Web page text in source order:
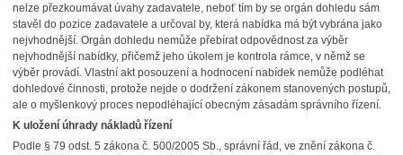
nelze přezkoumávat úvahy zadavatele, neboť tím by se orgán dohledu sám
stavěl do pozice zadavatele a určoval by, která nabídka má být vybrána jako
nejvhodnější. Orgán dohledu nemůže přebírat odpovědnost za výběr
nejvhodnější nabídky, přičemž jeho úkolem je kontrola rámce, v němž se
výběr provádí. Vlastní akt posouzení a hodnocení nabídek nemůže podléhat
dohledové činnosti, protože nejde o dodržení zákonem stanovených postupů,
ale o myšlenkový proces nepodléhající obecným zásadám správního řízení.
K uložení úhrady nákladů řízení
Podle § 79 odst. 5 zákona č. 500/2005 Sb., správní řád, ve znění zákona č.